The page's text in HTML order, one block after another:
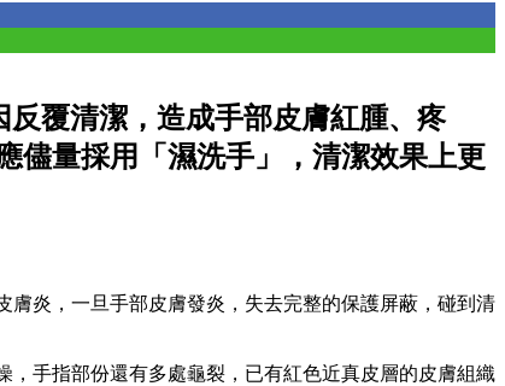
覆清潔，造成手部皮膚紅腫、疼
儘量採用「濕洗手」，清潔效果上更
炎，一旦手部皮膚發炎，失去完整的保護屏蔽，碰到清
，手指部份還有多處龜裂，已有紅色近真皮層的皮膚組織